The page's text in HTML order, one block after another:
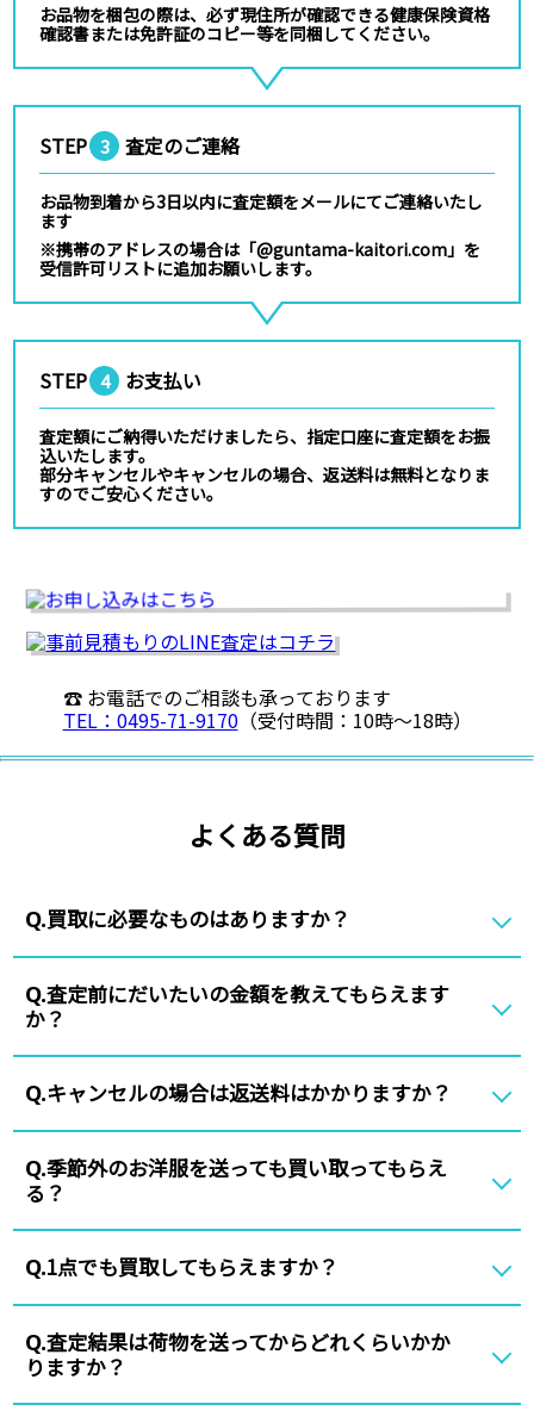
お品物を梱包の際は、必ず現住所が確認できる健康保険資格
確認書または免許証のコピー等を同梱してください。
STEP 3 査定のご連絡
お品物到着から3日以内に査定額をメールにてご連絡いたし
ます
※携帯のアドレスの場合は「@guntama-kaitori.com」を
受信許可リストに追加お願いします。
STEP 4 お支払い
査定額にご納得いただけましたら、指定口座に査定額をお振
込いたします。
部分キャンセルやキャンセルの場合、返送料は無料となりま
すのでご安心ください。
☎ お電話でのご相談も承っております
TEL：0495-71-9170（受付時間：10時〜18時）
よくある質問
Q.買取に必要なものはありますか？
Q.査定前にだいたいの金額を教えてもらえます
か？
Q.キャンセルの場合は返送料はかかりますか？
Q.季節外のお洋服を送っても買い取ってもらえ
る？
Q.1点でも買取してもらえますか？
Q.査定結果は荷物を送ってからどれくらいかか
りますか？